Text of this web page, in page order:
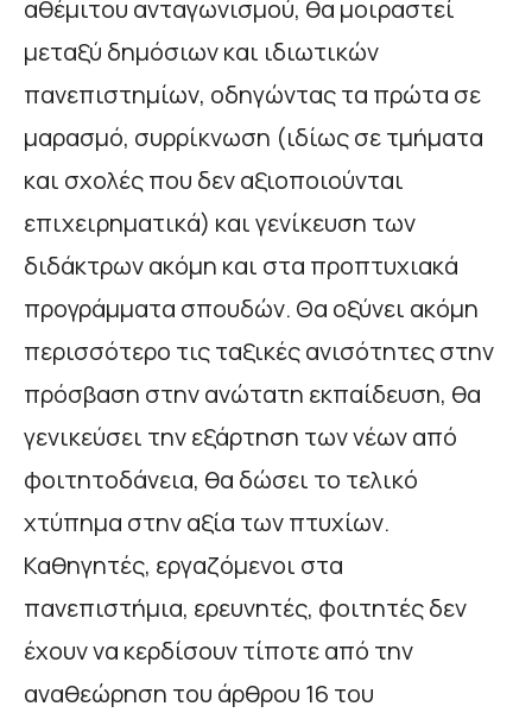
αθέμιτου ανταγωνισμού, θα μοιραστεί
μεταξύ δημόσιων και ιδιωτικών
πανεπιστημίων, οδηγώντας τα πρώτα σε
μαρασμό, συρρίκνωση (ιδίως σε τμήματα
και σχολές που δεν αξιοποιούνται
επιχειρηματικά) και γενίκευση των
διδάκτρων ακόμη και στα προπτυχιακά
προγράμματα σπουδών. Θα οξύνει ακόμη
περισσότερο τις ταξικές ανισότητες στην
πρόσβαση στην ανώτατη εκπαίδευση, θα
γενικεύσει την εξάρτηση των νέων από
φοιτητοδάνεια, θα δώσει το τελικό
χτύπημα στην αξία των πτυχίων.
Καθηγητές, εργαζόμενοι στα
πανεπιστήμια, ερευνητές, φοιτητές δεν
έχουν να κερδίσουν τίποτε από την
αναθεώρηση του άρθρου 16 του